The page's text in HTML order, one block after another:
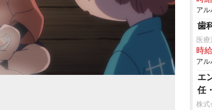
ア
歯
医
時
ア
エ
任
株式